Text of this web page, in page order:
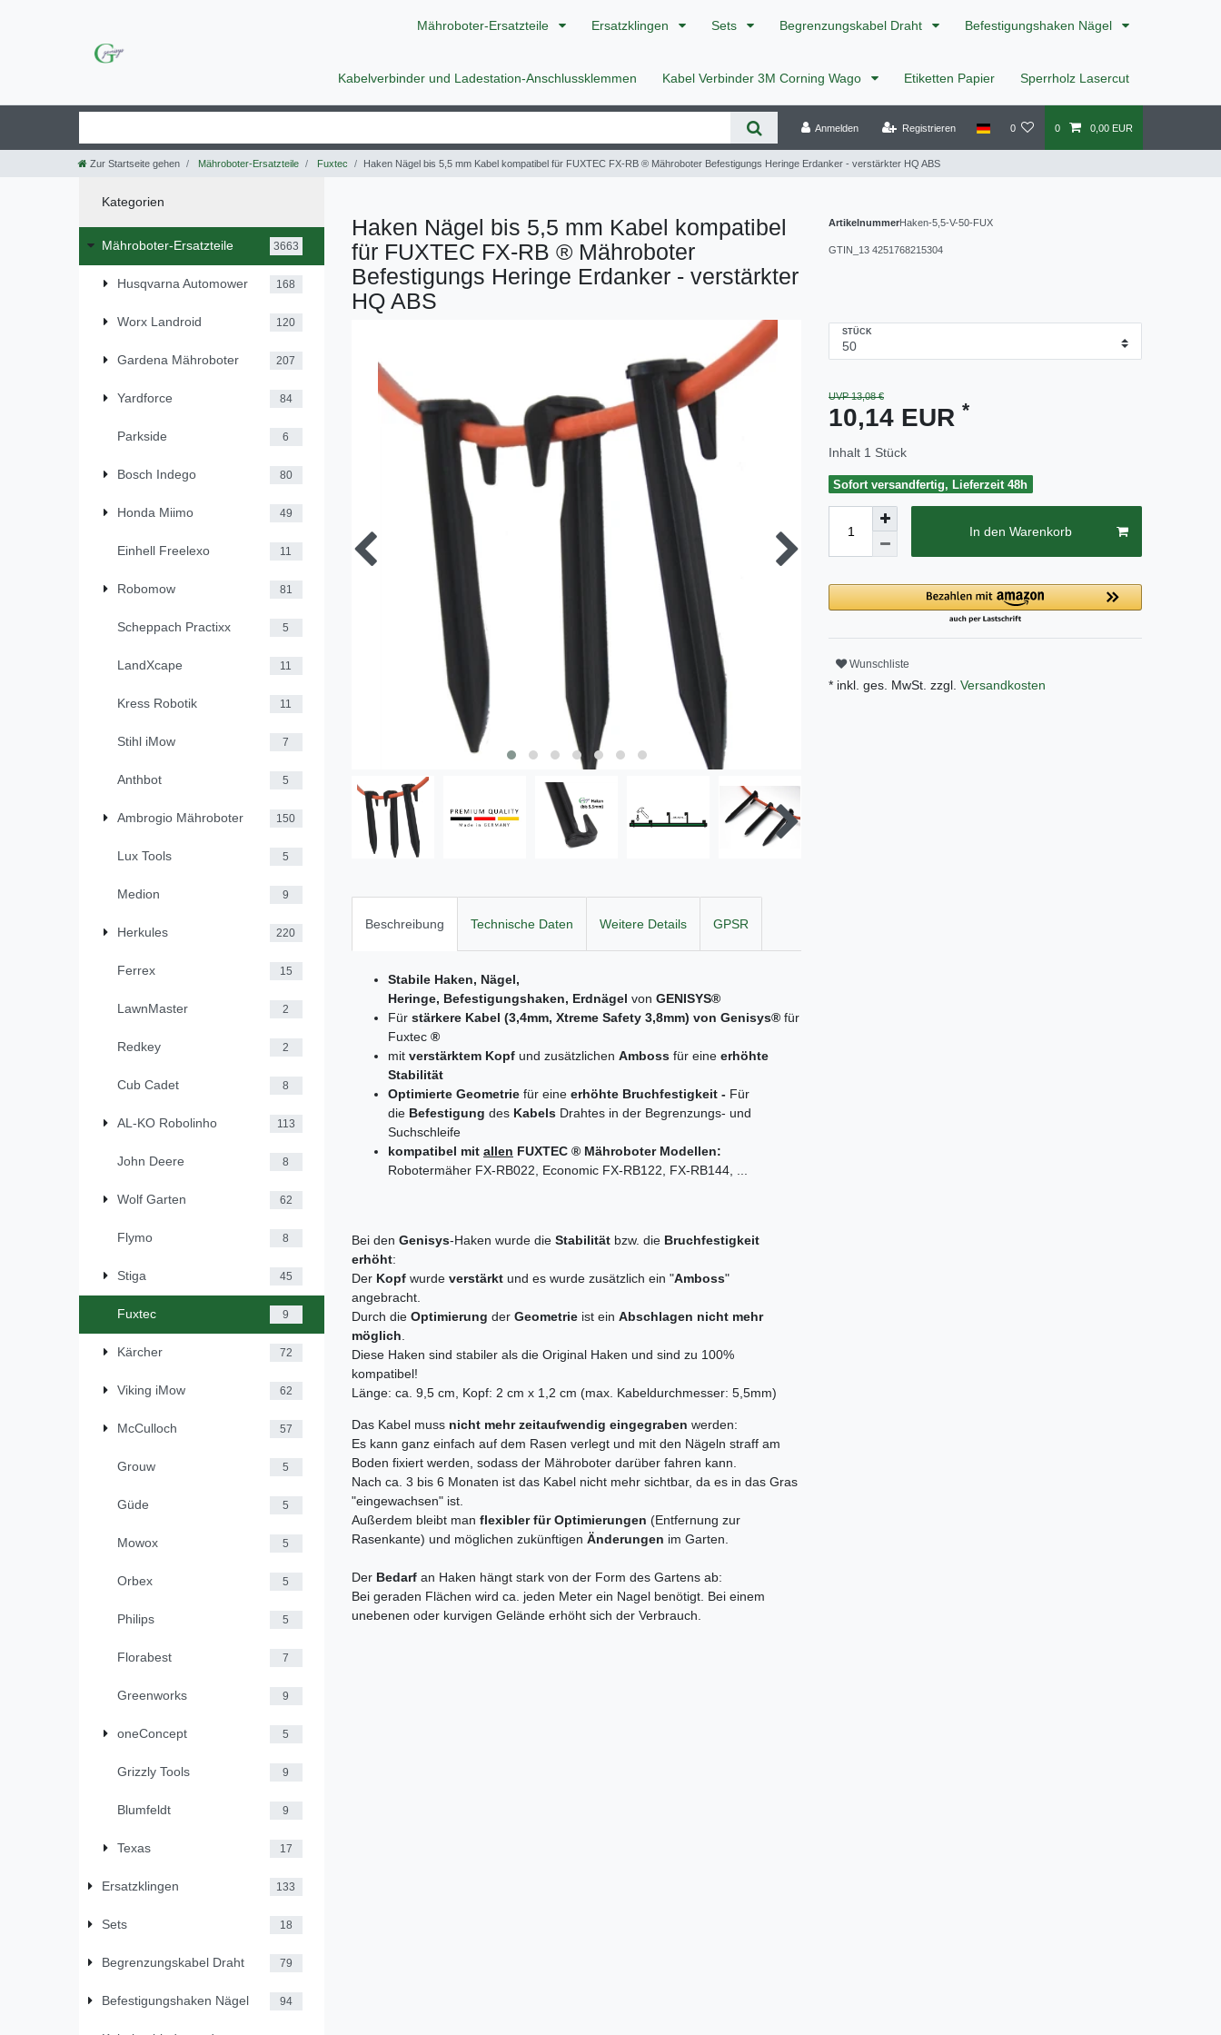
Mähroboter-Ersatzteile Ersatzklingen Sets Begrenzungskabel Draht Befestigungshaken Nägel
Kabelverbinder und Ladestation-Anschlussklemmen Kabel Verbinder 3M Corning Wago Etiketten Papier Sperrholz Lasercut
Anmelden Registrieren 0 0 0,00 EUR
Zur Startseite gehen Mähroboter-Ersatzteile Fuxtec Haken Nägel bis 5,5 mm Kabel kompatibel für FUXTEC FX-RB ® Mähroboter Befestigungs Heringe Erdanker - verstärkter HQ ABS
Kategorien
Mähroboter-Ersatzteile 3663
Husqvarna Automower 168
Worx Landroid 120
Gardena Mähroboter 207
Yardforce 84
Parkside 6
Bosch Indego 80
Honda Miimo 49
Einhell Freelexo 11
Robomow 81
Scheppach Practixx 5
LandXcape 11
Kress Robotik 11
Stihl iMow 7
Anthbot 5
Ambrogio Mähroboter 150
Lux Tools 5
Medion 9
Herkules 220
Ferrex 15
LawnMaster 2
Redkey 2
Cub Cadet 8
AL-KO Robolinho 113
John Deere 8
Wolf Garten 62
Flymo 8
Stiga 45
Fuxtec 9
Kärcher 72
Viking iMow 62
McCulloch 57
Grouw 5
Güde 5
Mowox 5
Orbex 5
Philips 5
Florabest 7
Greenworks 9
oneConcept 5
Grizzly Tools 9
Blumfeldt 9
Texas 17
Ersatzklingen 133
Sets 18
Begrenzungskabel Draht 79
Befestigungshaken Nägel 94
Haken Nägel bis 5,5 mm Kabel kompatibel
für FUXTEC FX-RB ® Mähroboter
Befestigungs Heringe Erdanker - verstärkter
HQ ABS
Beschreibung Technische Daten Weitere Details GPSR
Stabile Haken, Nägel,
Heringe, Befestigungshaken, Erdnägel von GENISYS®
Für stärkere Kabel (3,4mm, Xtreme Safety 3,8mm) von Genisys® für
Fuxtec ®
mit verstärktem Kopf und zusätzlichen Amboss für eine erhöhte
Stabilität
Optimierte Geometrie für eine erhöhte Bruchfestigkeit - Für
die Befestigung des Kabels Drahtes in der Begrenzungs- und
Suchschleife
kompatibel mit allen FUXTEC ® Mähroboter Modellen:
Robotermäher FX-RB022, Economic FX-RB122, FX-RB144, ...
Bei den Genisys-Haken wurde die Stabilität bzw. die Bruchfestigkeit
erhöht:
Der Kopf wurde verstärkt und es wurde zusätzlich ein "Amboss"
angebracht.
Durch die Optimierung der Geometrie ist ein Abschlagen nicht mehr
möglich
Diese Haken sind stabiler als die Original Haken und sind zu 100%
kompatibel!
Länge: ca. 9,5 cm, Kopf: 2 cm x 1,2 cm (max. Kabeldurchmesser: 5,5mm)
Das Kabel muss nicht mehr zeitaufwendig eingegraben werden:
Es kann ganz einfach auf dem Rasen verlegt und mit den Nägeln straff am
Boden fixiert werden, sodass der Mähroboter darüber fahren kann.
Nach ca. 3 bis 6 Monaten ist das Kabel nicht mehr sichtbar, da es in das Gras
"eingewachsen" ist.
Außerdem bleibt man flexibler für Optimierungen (Entfernung zur
Rasenkante) und möglichen zukünftigen Änderungen im Garten.
Der Bedarf an Haken hängt stark von der Form des Gartens ab:
Bei geraden Flächen wird ca. jeden Meter ein Nagel benötigt. Bei einem
unebenen oder kurvigen Gelände erhöht sich der Verbrauch.
ArtikelnummerHaken-5,5-V-50-FUX
GTIN_13 4251768215304
STÜCK
UVP 13,08 €
10,14 EUR *
Inhalt 1 Stück
Sofort versandfertig, Lieferzeit 48h
In den Warenkorb
Wunschliste
* inkl. ges. MwSt. zzgl. Versandkosten